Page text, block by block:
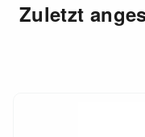
Zuletzt